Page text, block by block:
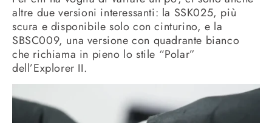
altre due versioni interessanti: la SSK025, più
scura e disponibile solo con cinturino, e la
SBSC009, una versione con quadrante bianco
che richiama in pieno lo stile “Polar”
dell’Explorer II.